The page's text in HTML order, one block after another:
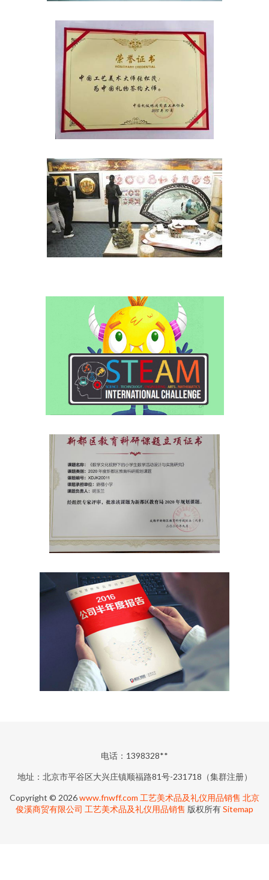
电话：1398328**
地址：北京市平谷区大兴庄镇顺福路81号-231718（集群注册）
Copyright © 2026www.fnwff.com 工艺美术品及礼仪用品销售 北京
俊溪商贸有限公司 工艺美术品及礼仪用品销售 版权所有Sitemap